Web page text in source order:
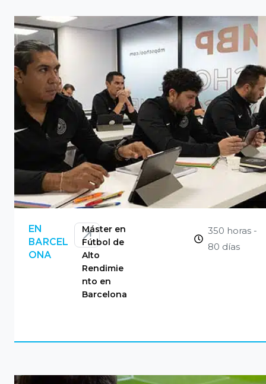
EN
BARCEL
ONA
Máster en
Fútbol de
Alto
Rendimie
nto en
Barcelona
350 horas -
80 días